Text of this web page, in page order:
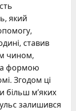
який
ставив
чином,
формою
Згодом ці
більш м’яких
залишився